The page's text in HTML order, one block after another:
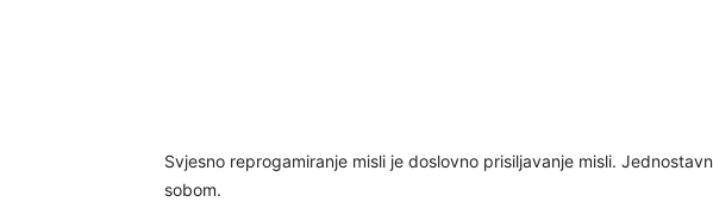
Svjesno reprogamiranje misli je doslovno prisiljavanje misli.
sobom.